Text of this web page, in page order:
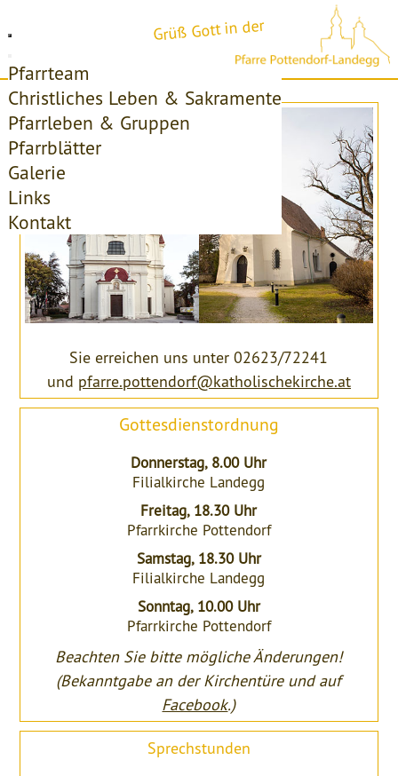
Pfarrteam
Christliches Leben & Sakramente
Pfarrleben & Gruppen
Pfarrblätter
Galerie
Links
Kontakt
Grüß Gott in der
Sie erreichen uns unter 02623/72241
und pfarre.pottendorf@katholischekirche.at
Gottesdienstordnung
Donnerstag, 8.00 Uhr
Filialkirche Landegg
Freitag, 18.30 Uhr
Pfarrkirche Pottendorf
Samstag, 18.30 Uhr
Filialkirche Landegg
Sonntag, 10.00 Uhr
Pfarrkirche Pottendorf
Beachten Sie bitte mögliche Änderungen!
(Bekanntgabe an der Kirchentüre und auf
Facebook.)
Sprechstunden